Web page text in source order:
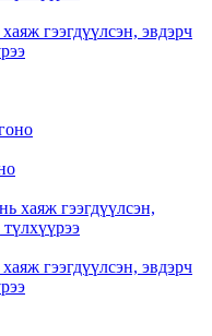
гээгдүүлсэн, эвдэрч
гээгдүүлсэн, эвдэрч